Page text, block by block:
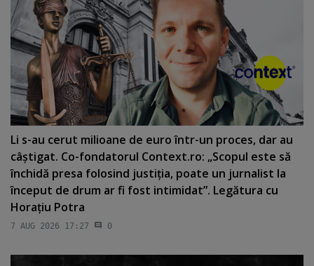
Li s-au cerut milioane de euro într-un proces, dar au
câştigat. Co-fondatorul Context.ro: „Scopul este să
închidă presa folosind justiţia, poate un jurnalist la
început de drum ar fi fost intimidat”. Legătura cu
Horaţiu Potra
7 AUG 2026 17:27 0